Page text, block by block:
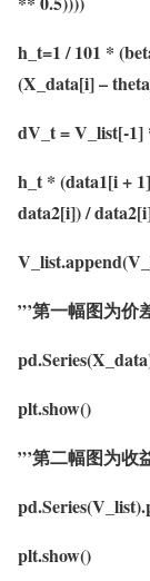
h_t=1 / 101 *
(X_data[i] –
dV_t = V_list[-1]
h_t * (data1[i +
data2[i]) /
”’第一幅图为价
plt.show()
”’第二幅图为收
plt.show()